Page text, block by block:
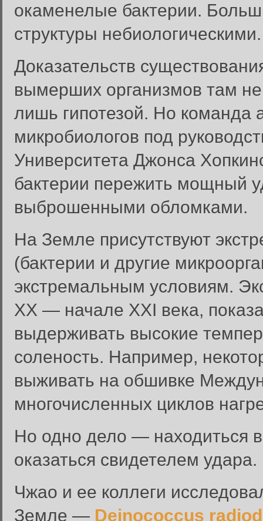
окаменелые бактерии.
структуры небиологическими.
Доказательств
вымерших организмов там
лишь гипотезой. Но команда
микробиологов под
Университета Джонса
бактерии пережить мощный
выброшенными обломками.
На Земле присутствуют
(бактерии и другие
экстремальным условиям.
XX — начале XXI века,
выдерживать высокие
соленость. Например,
выживать на обшивке
многочисленных циклов
Но одно дело — находиться
оказаться свидетелем удара.
Чжао и ее коллеги
Земле — Deinococcus